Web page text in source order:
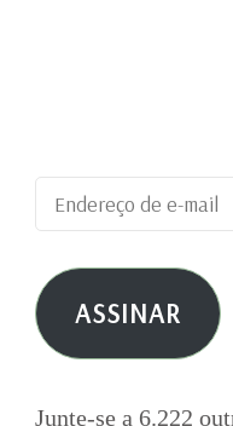
Endereço
de
e-
mail ASSINAR
Junte-se a 6.222